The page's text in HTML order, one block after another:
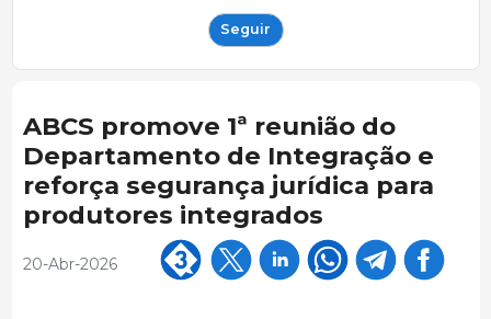
Seguir
ABCS promove 1ª reunião do
Departamento de Integração e
reforça segurança jurídica para
produtores integrados
20-Abr-2026